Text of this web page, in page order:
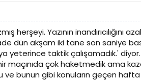
herşeyi. Yazının inandırıcılığını
dün akşam iki tane son saniye
yeterince taktik çalışamadık.' diyor.
maçınıda çok haketmedik ama
bunun gibi konuların geçen